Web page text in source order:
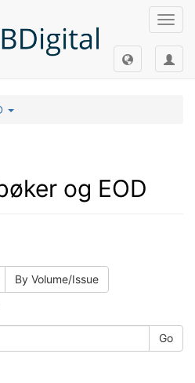
og EOD
By Volume/Issue
Go